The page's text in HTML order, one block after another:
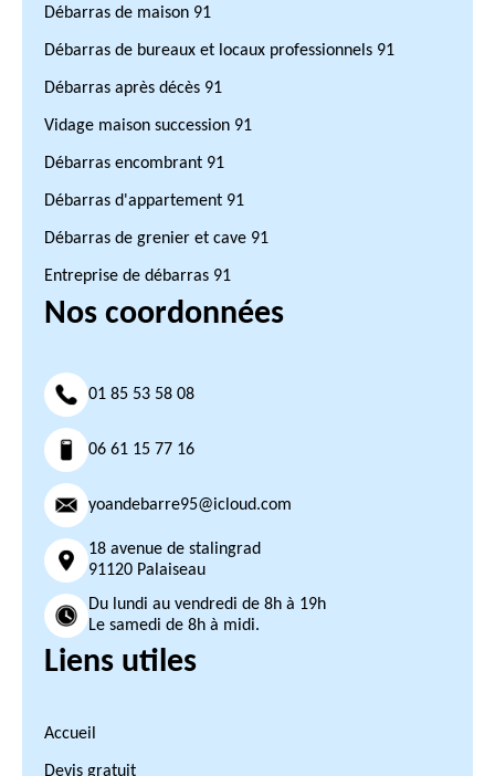
Débarras de maison 91
Débarras de bureaux et locaux professionnels 91
Débarras après décès 91
Vidage maison succession 91
Débarras encombrant 91
Débarras d'appartement 91
Débarras de grenier et cave 91
Entreprise de débarras 91
Nos coordonnées
01 85 53 58 08
06 61 15 77 16
yoandebarre95@icloud.com
18 avenue de stalingrad
91120 Palaiseau
Du lundi au vendredi de 8h à 19h
Le samedi de 8h à midi.
Liens utiles
Accueil
Devis gratuit